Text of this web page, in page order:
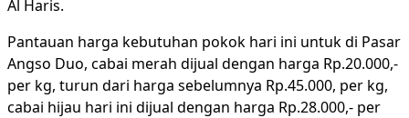
Al Haris.
Pantauan harga kebutuhan pokok hari ini untuk di Pasar
Angso Duo, cabai merah dijual dengan harga Rp.20.000,-
per kg, turun dari harga sebelumnya Rp.45.000, per kg,
cabai hijau hari ini dijual dengan harga Rp.28.000,- per